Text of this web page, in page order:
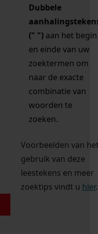
Dubbele
(" ") aan het begin
en einde van uw
zoektermen om
naar de exacte
combinatie van
woorden te
zoeken.
Voorbeelden van
gebruik van deze
leestekens en meer
zoektips vindt u hier.